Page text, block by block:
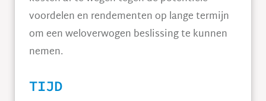
voordelen en rendementen op lange termijn
om een weloverwogen beslissing te kunnen
nemen.
TIJD